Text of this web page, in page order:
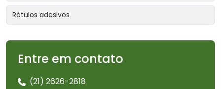
Rótulos adesivos
Entre em contato
(21) 2626-2818